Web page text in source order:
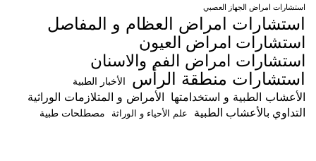
استشارات امراض الجهاز العصبي
استشارات امراض العظام و المفاصل
استشارات امراض العيون
استشارات امراض الفم والاسنان
استشارات منطقة الرأس الأخبار الطبية
الأعشاب الطبية و استخدامتها الأمراض و المتلازمات الوراثية
التداوي بالأعشاب الطبية علم الأحياء و الوراثة مصطلحات طبية